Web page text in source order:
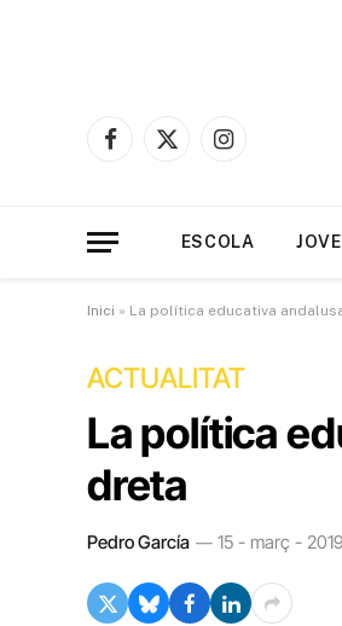
Facebook
X
Instagram
ESCOLA
Inici » La política educativa
ACTUALITAT
La política
dreta
Pedro García 15 - març -